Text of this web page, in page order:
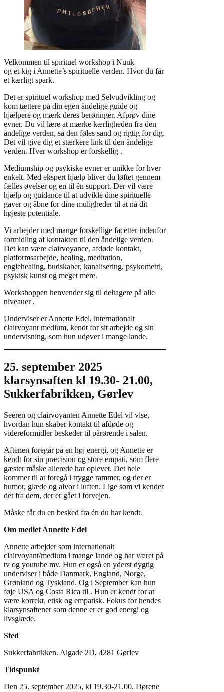
Velkommen til spirituel workshop i Nuuk
og et kig i Annette’s spirituelle verden. Hvor du får
et kærligt spark.
Det er spirituel workshop med Selvudvikling og
kom tættere på din egen åndelige guide og
hjælpere og mærk deres berøringer. Afprøv dine
evner. Du vil lære at mærke kærligheden fra den
åndelige verden, så den føles sand og rigtig for dig.
Det vil give dig et stærkere link til den åndelige
verden. Hver workshop er forskellig .
Mediumship og psykiske evner er unikke for hver
enkelt. Med ekspert hjælp bliver du løftet gennem
fælles øvelser og en til én support. Der vil være
hjælp og guidance til at udvikle dine spirituelle
gaver og åbne for dine muligheder til at nå dit
højeste potentiale.
Vi arbejder med mange forskellige facetter indenfor
formidling af kontakten til den åndelige verden.
Det kan være clairvoyance, afdøde kontakt,
platformsarbejde, healing, meditation,
englehealing, budskaber, kanalisering, psykometri,
psykisk kunst og meget mere.
Workshoppen henvender sig til deltagere på alle
niveauer .
Underviser er Annette Edel, internationalt
clairvoyant medium, kendt for sit arbejde og sin
undervisning, som hun udøver i mange lande.
25. september 2025
klarsynsaften kl 19.30- 21.00,
Sukkerfabrikken, Gørlev
Seeren og clairvoyanten Annette Edel vil vise,
hvordan hun skaber kontakt til afdøde og
videreformidler beskeder til pårørende i salen.
Aftenen foregår på en høj energi, og Annette er
kendt for sin præcision og store empati, som flere
gæster måske allerede har oplevet. Det hele
kommer til at foregå i trygge rammer, og der er
humor, glæde og alvor i luften. Lige som vi kender
det fra dem, der er gået i forvejen.
Måske får du en besked fra én du har kendt.
Om mediet Annette Edel
Annette arbejder som internationalt
clairvoyant/medium i mange lande og har været på
tv og youtube mv. Hun er også en yderst dygtig
underviser i både Danmark, England, Norge,
Grønland og Tyskland. Og i September kan hun
føje USA og Costa Rica til . Hun er kendt for at
være korrekt, etisk og empatisk. Fokus for hendes
klarsynsaftener som denne er er god energi og
livsglæde.
Sted
Sukkerfabrikken. Algade 2D, 4281 Gørlev
Tidspunkt
Den 25. september 2025, kl 19.30-21.00. Dørene